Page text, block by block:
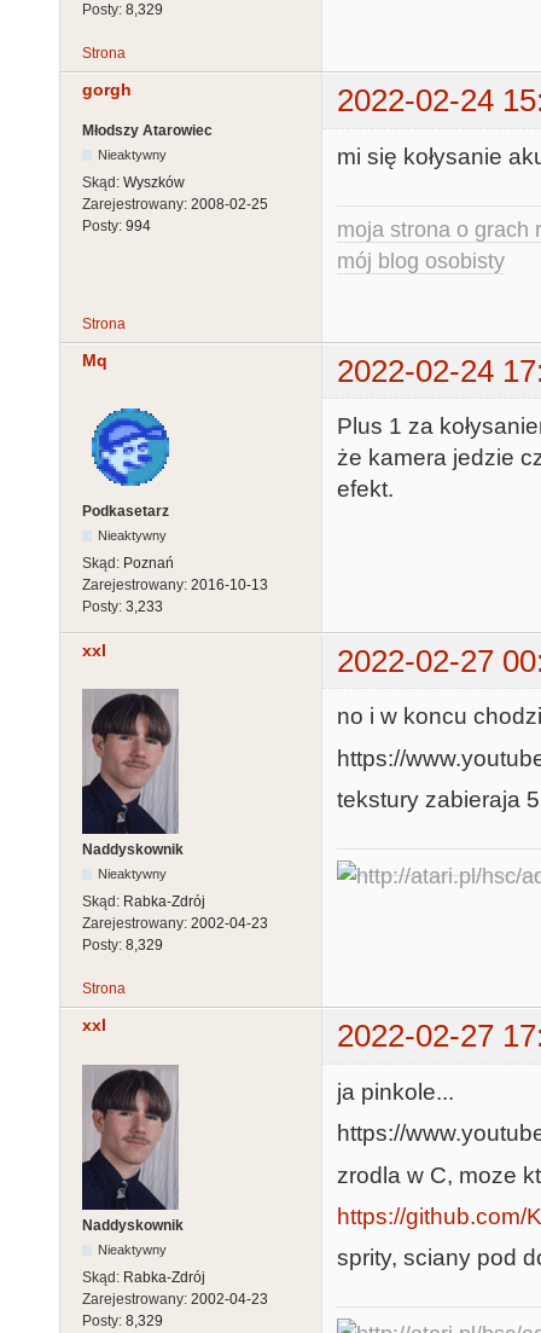
Posty: 8,329
Strona
gorgh 2022-02-24
Młodszy Atarowiec
Nieaktywny
Skąd: Wyszków
Zarejestrowany: 2008-02-25
Posty: 994
mi się kołysanie
moja strona o grach
mój blog osobisty
Strona
Mq 2022-02-24
Podkasetarz
Nieaktywny
Skąd: Poznań
Zarejestrowany: 2016-10-13
Posty: 3,233
Plus 1 za
że kamera jedzie
efekt.
xxl 2022-02-27
Naddyskownik
Nieaktywny
Skąd: Rabka-Zdrój
Zarejestrowany: 2002-04-23
Posty: 8,329
no i w koncu
https://
tekstury zabieraja
Strona
xxl 2022-02-27
Naddyskownik
Nieaktywny
Skąd: Rabka-Zdrój
Zarejestrowany: 2002-04-23
Posty: 8,329
ja pinkole...
https://
zrodla w C, moze
https://github.com/
sprity, sciany pod